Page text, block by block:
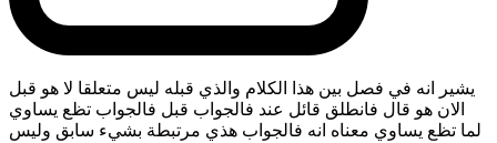
يشير انه في فصل بين هذا الكلام والذي قبله ليس متعلقا لا هو قبل
الان هو قال فانطلق قائل عند فالجواب قبل فالجواب تظع يساوي
لما تظع يساوي معناه انه فالجواب هذي مرتبطة بشيء سابق وليس